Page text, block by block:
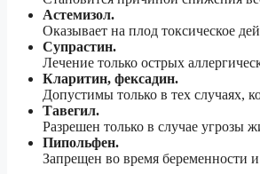
Астемизол.
Оказывает на плод токсическое
Супрастин.
Лечение только острых
Кларитин, фексадин.
Допустимы только в тех случаях,
Тавегил.
Разрешен только в случае угрозы
Пипольфен.
Запрещен во время беременности